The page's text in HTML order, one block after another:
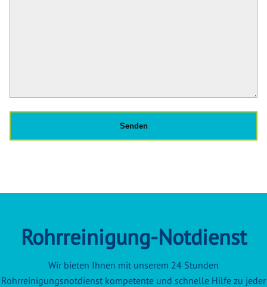
Rohrreinigung-Notdienst
Wir bieten Ihnen mit unserem 24 Stunden
Rohrreinigungsnotdienst kompetente und schnelle Hilfe zu jeder